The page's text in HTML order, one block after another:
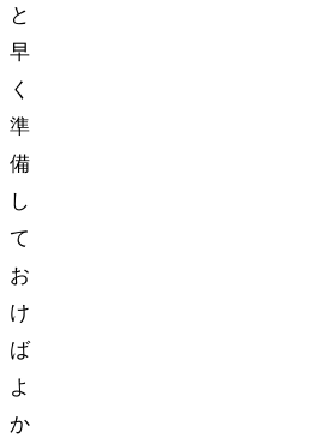
と
早
く
準
備
し
て
お
け
ば
よ
か